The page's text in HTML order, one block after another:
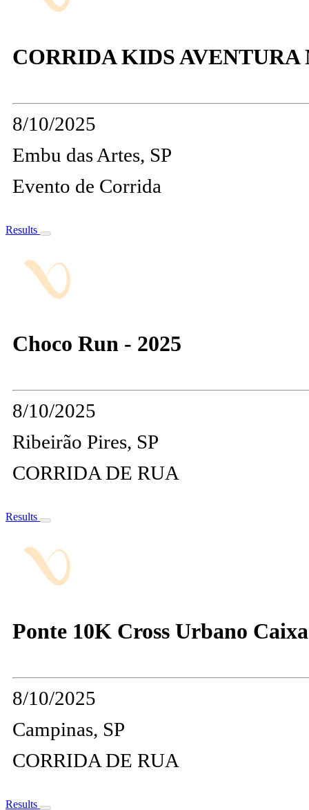
CORRIDA KIDS AVENTURA
8/10/2025
Embu das Artes, SP
Evento de Corrida
Results
Choco Run - 2025
8/10/2025
Ribeirão Pires, SP
CORRIDA DE RUA
Results
Ponte 10K Cross Urbano
8/10/2025
Campinas, SP
CORRIDA DE RUA
Results